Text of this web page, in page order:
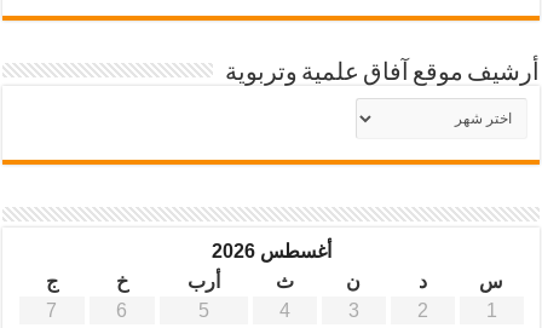
أرشيف موقع آفاق علمية وتربوية
أرشيف
موقع
آفاق
أغسطس 2026
س
د ن ث أرب خ
ج
1
2
3
4
5
6
7